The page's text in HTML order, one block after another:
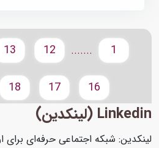
.......
12
13
16
17
18
Linkedin (لینکدین)
لینکدین: شبکه اجتماعی حرفه‌ای برای